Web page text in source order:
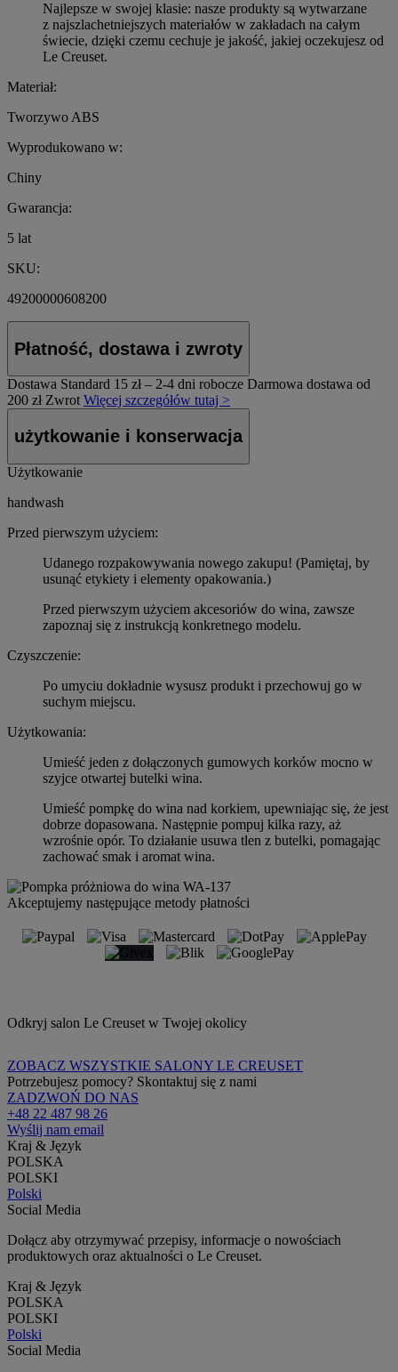
Najlepsze w swojej klasie: nasze produkty są wytwarzane
z najszlachetniejszych materiałów w zakładach na całym
świecie, dzięki czemu cechuje je jakość, jakiej oczekujesz od
Le Creuset.
Materiał:
Tworzywo ABS
Wyprodukowano w:
Chiny
Gwarancja:
5 lat
SKU:
49200000608200
Płatność, dostawa i zwroty
Dostawa Standard 15 zł – 2-4 dni robocze Darmowa dostawa od
200 zł Zwrot Więcej szczegółów tutaj >
użytkowanie i konserwacja
Użytkowanie
handwash
Przed pierwszym użyciem:
Udanego rozpakowywania nowego zakupu! (Pamiętaj, by
usunąć etykiety i elementy opakowania.)
Przed pierwszym użyciem akcesoriów do wina, zawsze
zapoznaj się z instrukcją konkretnego modelu.
Czyszczenie:
Po umyciu dokładnie wysusz produkt i przechowuj go w
suchym miejscu.
Użytkowania:
Umieść jeden z dołączonych gumowych korków mocno w
szyjce otwartej butelki wina.
Umieść pompkę do wina nad korkiem, upewniając się, że jest
dobrze dopasowana. Następnie pompuj kilka razy, aż
wzrośnie opór. To działanie usuwa tlen z butelki, pomagając
zachować smak i aromat wina.
Akceptujemy następujące metody płatności
Odkryj salon Le Creuset w Twojej okolicy
ZOBACZ WSZYSTKIE SALONY LE CREUSET
Potrzebujesz pomocy? Skontaktuj się z nami
ZADZWOŃ DO NAS
+48 22 487 98 26
Wyślij nam email
Kraj & Język
POLSKA
POLSKI
Polski
Social Media
Dołącz aby otrzymywać przepisy, informacje o nowościach
produktowych oraz aktualności o Le Creuset.
Kraj & Język
POLSKA
POLSKI
Polski
Social Media